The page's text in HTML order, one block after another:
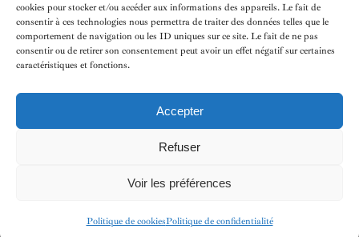
cookies pour stocker et/ou accéder aux informations des appareils. Le fait de
consentir à ces technologies nous permettra de traiter des données telles que le
comportement de navigation ou les ID uniques sur ce site. Le fait de ne pas
consentir ou de retirer son consentement peut avoir un effet négatif sur certaines
caractéristiques et fonctions.
Accepter
Refuser
Voir les préférences
Politique de cookiesPolitique de confidentialité
2026 // LE CERF ARGENTÉ // tous droits